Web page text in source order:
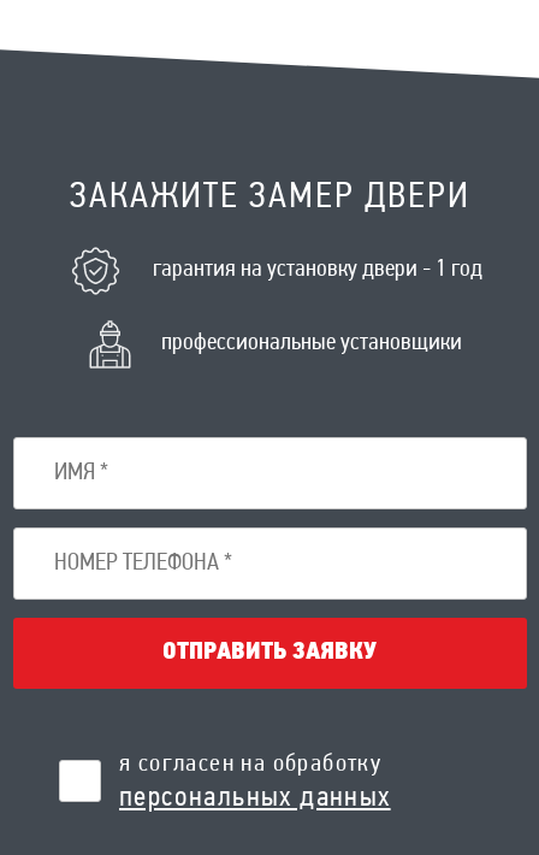
ЗАКАЖИТЕ ЗАМЕР ДВЕРИ
гарантия на установку двери - 1 год
профессиональные установщики
ОТПРАВИТЬ ЗАЯВКУ
я согласен на обработку
персональных данных